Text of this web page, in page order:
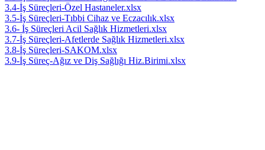
3.4-İş Süreçleri-Özel Hastaneler.xlsx
3.5-İş Süreçleri-Tıbbi Cihaz ve Eczacılık.xlsx
3.6- İş Süreçleri Acil Sağlık Hizmetleri.xlsx
3.7-İş Süreçleri-Afetlerde Sağlık Hizmetleri.xlsx
3.8-İş Süreçleri-SAKOM.xlsx
3.9-İş Süreç-Ağız ve Diş Sağlığı Hiz.Birimi.xlsx